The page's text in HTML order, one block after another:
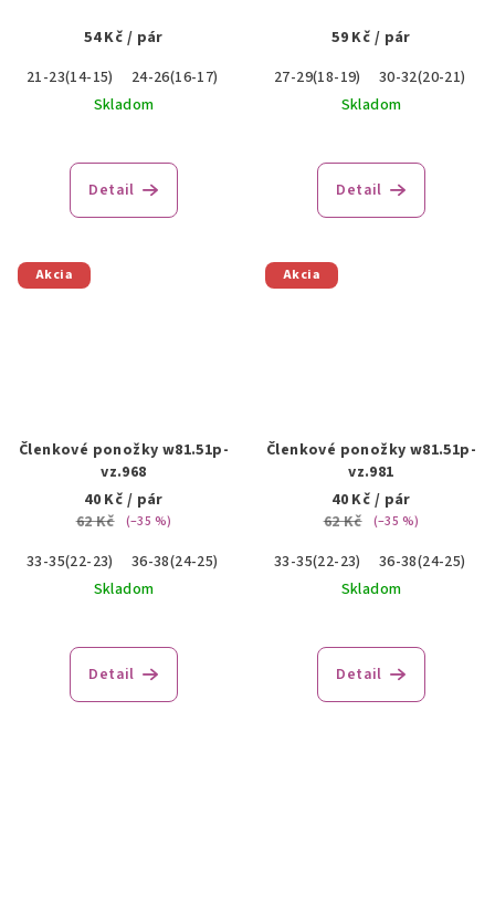
54 Kč / pár
21-23(14-15)
24-26(16-17)
Skladom
Detail
59 Kč / pár
27-29(18-19)
30-32(20-21)
Skladom
Detail
Akcia
Členkové ponožky w81.51p-
vz.968
40 Kč / pár
62 Kč
(–35 %)
33-35(22-23) 36-38(24-25)
39-41(26-27)
Skladom
Detail
Akcia
Členkové ponožky w81.51p-
vz.981
40 Kč / pár
62 Kč
(–35 %)
33-35(22-23) 36-38(24-25)
Skladom
Detail